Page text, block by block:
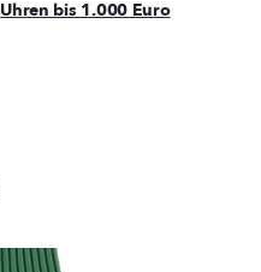
Uhren bis 1.000 Euro